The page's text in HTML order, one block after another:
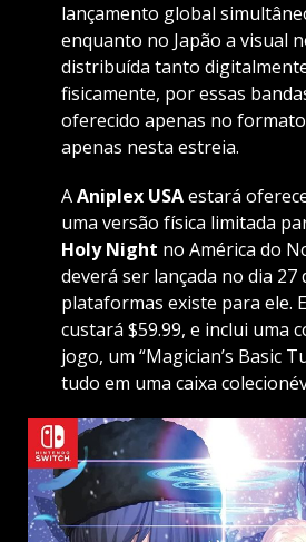
lançamento global
enquanto no Japão a visual
distribuída tanto
fisicamente, por essas
oferecido apenas no
apenas nesta estreia.
AAniplex USAestará
uma versão física limitada
Holy Night no América do
deverá ser lançada no dia 27
plataformas existe para ele.
custará $59.99, e inclui uma
jogo, um “Magician’s Basic
tudo em uma caixa